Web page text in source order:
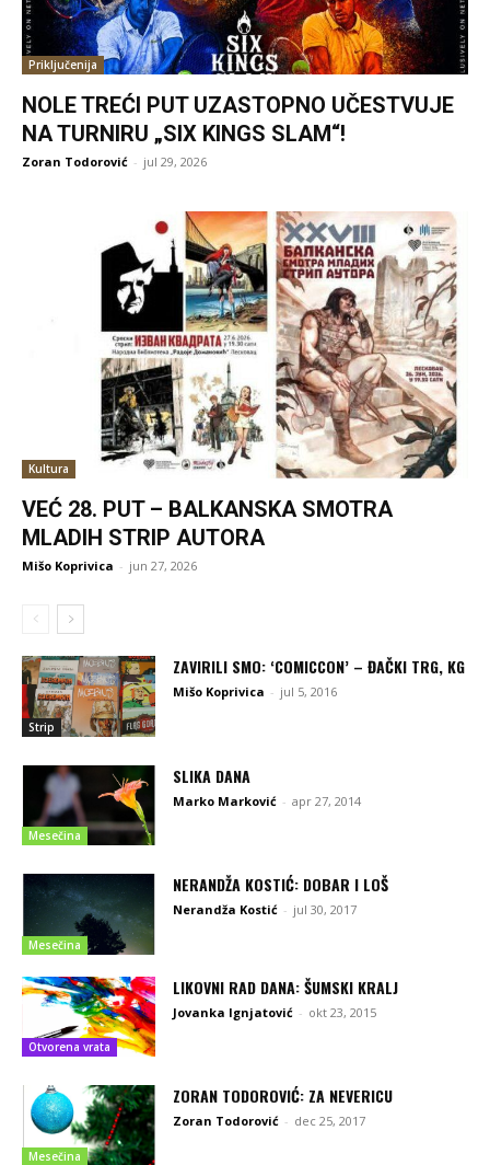
Priključenija
NOLE TREĆI PUT UZASTOPNO UČESTVUJE
NA TURNIRU „SIX KINGS SLAM“!
Zoran Todorović - jul 29, 2026
Kultura
VEĆ 28. PUT – BALKANSKA SMOTRA
MLADIH STRIP AUTORA
Mišo Koprivica - jun 27, 2026
Strip
ZAVIRILI SMO: ‘COMICCON’ – ĐAČKI TRG, KG
Mišo Koprivica - jul 5, 2016
Mesečina
SLIKA DANA
Marko Marković - apr 27, 2014
Mesečina
NERANDŽA KOSTIĆ: DOBAR I LOŠ
Nerandža Kostić - jul 30, 2017
Otvorena vrata
LIKOVNI RAD DANA: ŠUMSKI KRALJ
Jovanka Ignjatović - okt 23, 2015
Mesečina
ZORAN TODOROVIĆ: ZA NEVERICU
Zoran Todorović - dec 25, 2017